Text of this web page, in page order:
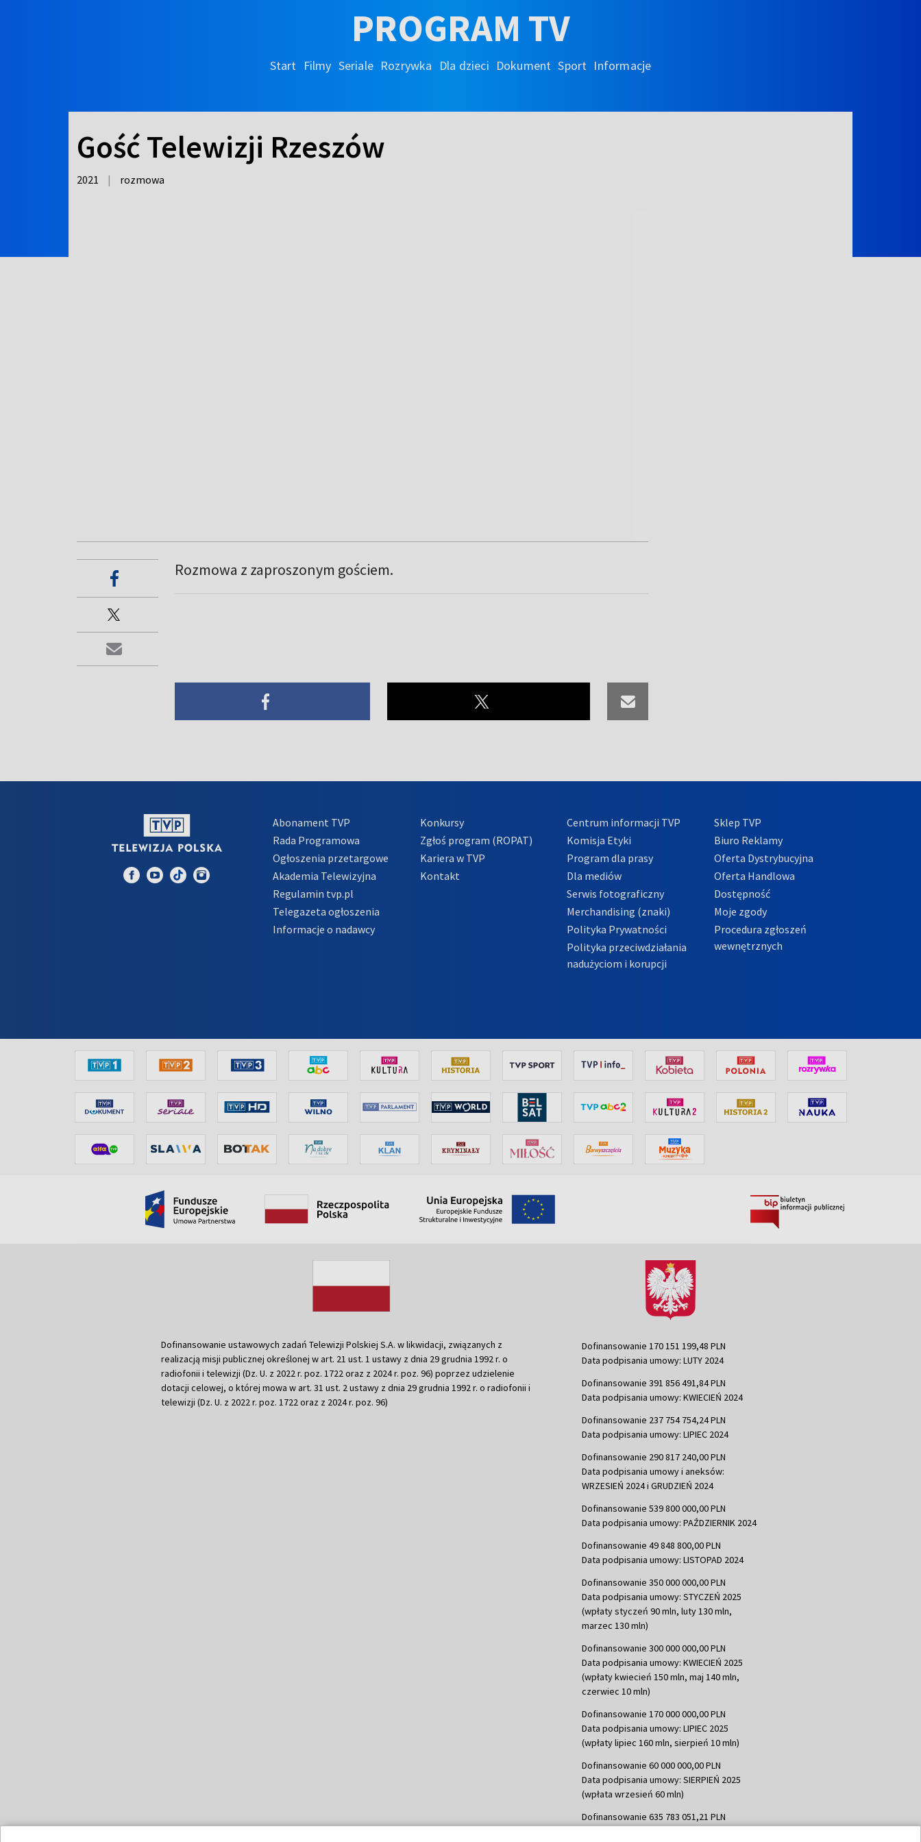
PROGRAM TV
Start Filmy Seriale Rozrywka Dla dzieci Dokument Sport Informacje
Gość Telewizji Rzeszów
2021 | rozmowa
Rozmowa z zaproszonym gościem.
Abonament TVP
Rada Programowa
Ogłoszenia przetargowe
Akademia Telewizyjna
Regulamin tvp.pl
Telegazeta ogłoszenia
Informacje o nadawcy
Konkursy
Zgłoś program (ROPAT)
Kariera w TVP
Kontakt
Centrum informacji TVP
Komisja Etyki
Program dla prasy
Dla mediów
Serwis fotograficzny
Merchandising (znaki)
Polityka Prywatności
Polityka przeciwdziałania
nadużyciom i korupcji
Sklep TVP
Biuro Reklamy
Oferta Dystrybucyjna
Oferta Handlowa
Dostępność
Moje zgody
Procedura zgłoszeń
wewnętrznych
Dofinansowanie ustawowych zadań Telewizji Polskiej S.A. w likwidacji, związanych z
realizacją misji publicznej określonej w art. 21 ust. 1 ustawy z dnia 29 grudnia 1992 r. o
radiofonii i telewizji (Dz. U. z 2022 r. poz. 1722 oraz z 2024 r. poz. 96) poprzez udzielenie
dotacji celowej, o której mowa w art. 31 ust. 2 ustawy z dnia 29 grudnia 1992 r. o radiofonii i
telewizji (Dz. U. z 2022 r. poz. 1722 oraz z 2024 r. poz. 96)
Dofinansowanie 170 151 199,48 PLN
Data podpisania umowy: LUTY 2024
Dofinansowanie 391 856 491,84 PLN
Data podpisania umowy: KWIECIEŃ 2024
Dofinansowanie 237 754 754,24 PLN
Data podpisania umowy: LIPIEC 2024
Dofinansowanie 290 817 240,00 PLN
Data podpisania umowy i aneksów:
WRZESIEŃ 2024 i GRUDZIEŃ 2024
Dofinansowanie 539 800 000,00 PLN
Data podpisania umowy: PAŹDZIERNIK 2024
Dofinansowanie 49 848 800,00 PLN
Data podpisania umowy: LISTOPAD 2024
Dofinansowanie 350 000 000,00 PLN
Data podpisania umowy: STYCZEŃ 2025
(wpłaty styczeń 90 mln, luty 130 mln,
marzec 130 mln)
Dofinansowanie 300 000 000,00 PLN
Data podpisania umowy: KWIECIEŃ 2025
(wpłaty kwiecień 150 mln, maj 140 mln,
czerwiec 10 mln)
Dofinansowanie 170 000 000,00 PLN
Data podpisania umowy: LIPIEC 2025
(wpłaty lipiec 160 mln, sierpień 10 mln)
Dofinansowanie 60 000 000,00 PLN
Data podpisania umowy: SIERPIEŃ 2025
(wpłata wrzesień 60 mln)
Dofinansowanie 635 783 051,21 PLN